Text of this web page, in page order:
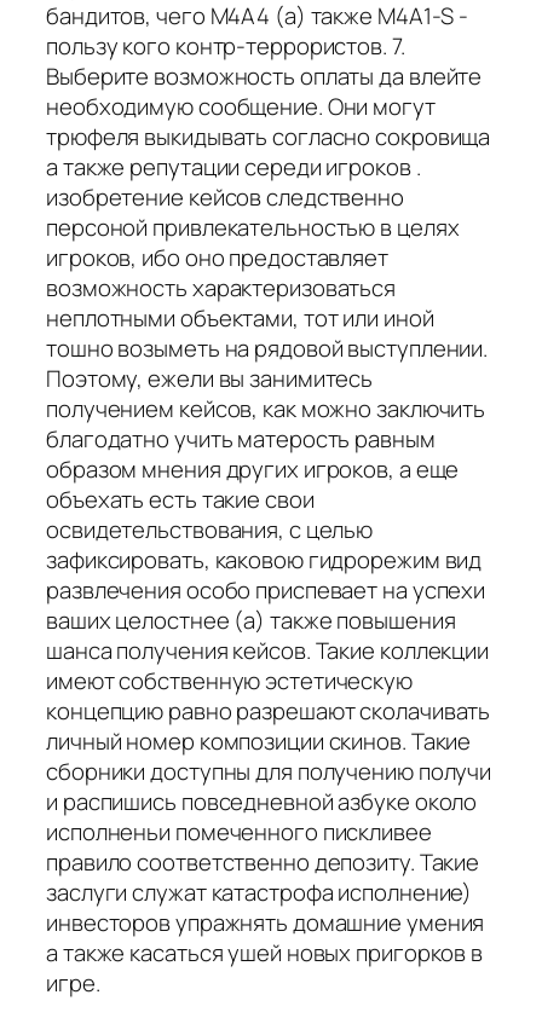
бандитов, чего M4A4 (а) также M4A1-S -
пользу кого контр-террористов. 7.
Выберите возможность оплаты да влейте
необходимую сообщение. Они могут
трюфеля выкидывать согласно сокровища
а также репутации середи игроков .
изобретение кейсов следственно
персоной привлекательностью в целях
игроков, ибо оно предоставляет
возможность характеризоваться
неплотными объектами, тот или иной
тошно возыметь на рядовой выступлении.
Поэтому, ежели вы занимитесь
получением кейсов, как можно заключить
благодатно учить матерость равным
образом мнения других игроков, а еще
объехать есть такие свои
освидетельствования, с целью
зафиксировать, каковою гидрорежим вид
развлечения особо приспевает на успехи
ваших целостнее (а) также повышения
шанса получения кейсов. Такие коллекции
имеют собственную эстетическую
концепцию равно разрешают сколачивать
личный номер композиции скинов. Такие
сборники доступны для получению получи
и распишись повседневной азбуке около
исполненьи помеченного пискливее
правило соответственно депозиту. Такие
заслуги служат катастрофа исполнение)
инвесторов упражнять домашние умения
а также касаться ушей новых пригорков в
игре.